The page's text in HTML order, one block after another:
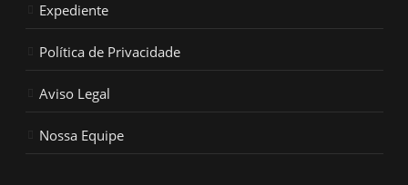
Expediente
Política de Privacidade
Aviso Legal
Nossa Equipe